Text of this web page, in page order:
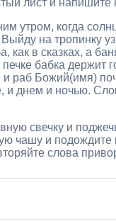
лист и напишите
утром, когда
на тропинку
как в сказках, а
бабка держит
и раб Божий(имя)
и днем и ночью.
свечку и
чашу и подождите
слова